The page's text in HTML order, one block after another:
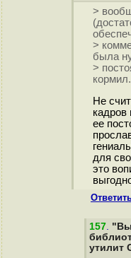
>
>
была
>
кормил.
Не
кадров
ее
для
это
157.
утилит